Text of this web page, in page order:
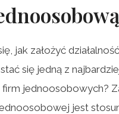
jak założyć działalność
się jedną z
jednoosobowych?
jest